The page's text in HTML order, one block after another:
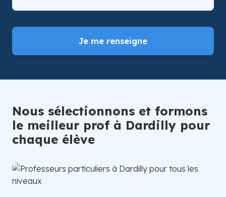
Je me renseigne
Nous sélectionnons et formons
le meilleur prof à Dardilly pour
chaque élève